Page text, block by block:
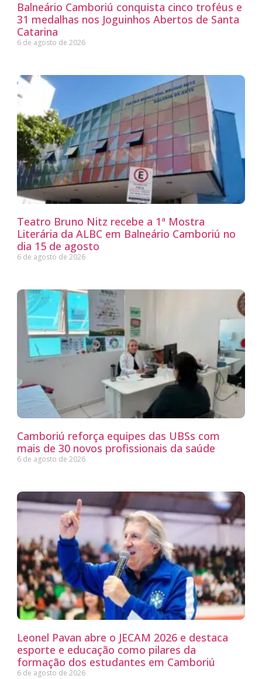
Balneário Camboriú conquista cinco troféus e
31 medalhas nos Joguinhos Abertos de Santa
Catarina
6 de agosto de 2026
Teatro Bruno Nitz recebe a 1ª Mostra
Literária da ALBC em Balneário Camboriú no
dia 15 de agosto
6 de agosto de 2026
Camboriú reforça equipes das UBSs com
mais de 30 novos profissionais da saúde
6 de agosto de 2026
Leonel Pavan abre o JECAM 2026 e destaca
esporte e educação como pilares da
formação dos estudantes em Camboriú
6 de agosto de 2026